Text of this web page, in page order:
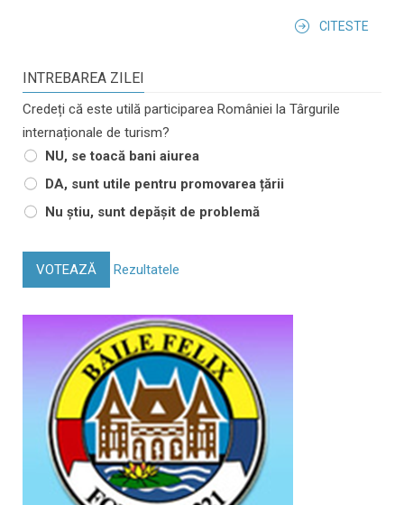
CITESTE
INTREBAREA ZILEI
Credeți că este utilă participarea României la Târgurile
internaționale de turism?
NU, se toacă bani aiurea
DA, sunt utile pentru promovarea țării
Nu știu, sunt depășit de problemă
VOTEAZĂ Rezultatele